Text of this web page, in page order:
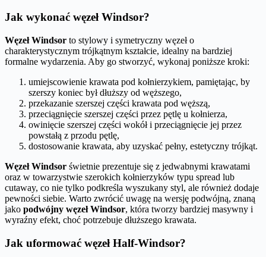
Jak wykonać węzeł Windsor?
Węzeł Windsor to stylowy i symetryczny węzeł o
charakterystycznym trójkątnym kształcie, idealny na bardziej
formalne wydarzenia. Aby go stworzyć, wykonaj poniższe kroki:
umiejscowienie krawata pod kołnierzykiem, pamiętając, by
szerszy koniec był dłuższy od węższego,
przekazanie szerszej części krawata pod węższą,
przeciągnięcie szerszej części przez pętlę u kołnierza,
owinięcie szerszej części wokół i przeciągnięcie jej przez
powstałą z przodu pętlę,
dostosowanie krawata, aby uzyskać pełny, estetyczny trójkąt.
Węzeł Windsor świetnie prezentuje się z jedwabnymi krawatami
oraz w towarzystwie szerokich kołnierzyków typu spread lub
cutaway, co nie tylko podkreśla wyszukany styl, ale również dodaje
pewności siebie. Warto zwrócić uwagę na wersję podwójną, znaną
jako podwójny węzeł Windsor, która tworzy bardziej masywny i
wyraźny efekt, choć potrzebuje dłuższego krawata.
Jak uformować węzeł Half-Windsor?